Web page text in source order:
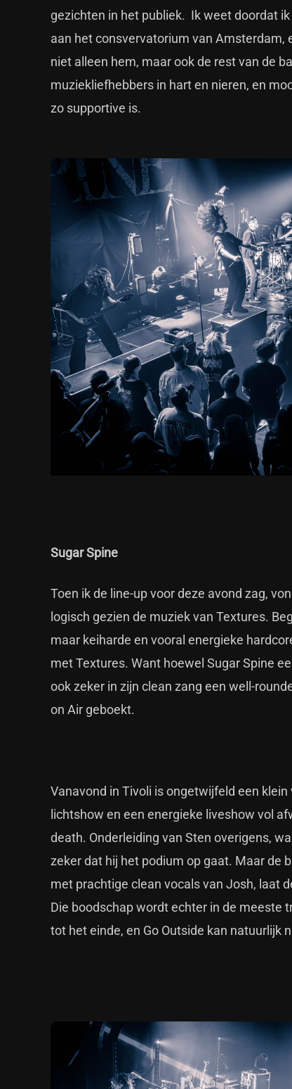
gezichten in het publiek. Ik weet doordat
aan het consvervatorium van Amsterdam,
niet alleen hem, maar ook de rest van de
muziekliefhebbers in hart en nieren, en
zo supportive is.
Sugar Spine
Toen ik de line-up voor deze avond zag,
logisch gezien de muziek van Textures.
maar keiharde en vooral energieke
met Textures. Want hoewel Sugar Spine
ook zeker in zijn clean zang een well-
on Air geboekt.
Vanavond in Tivoli is ongetwijfeld een
lichtshow en een energieke liveshow vol
death. Onderleiding van Sten overigens,
zeker dat hij het podium op gaat. Maar de
met prachtige clean vocals van Josh, laat
Die boodschap wordt echter in de meeste
tot het einde, en Go Outside kan natuurlijk